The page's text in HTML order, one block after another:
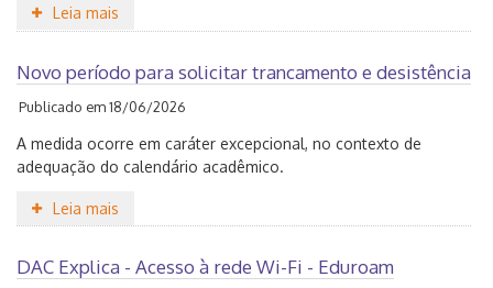
Leia mais
Novo período para solicitar trancamento e desistência
Publicado em 18/06/2026
A medida ocorre em caráter excepcional, no contexto de
adequação do calendário acadêmico.
Leia mais
DAC Explica - Acesso à rede Wi-Fi - Eduroam